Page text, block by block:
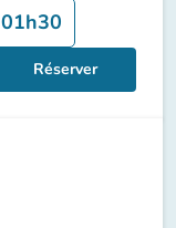
01h30
Réserver